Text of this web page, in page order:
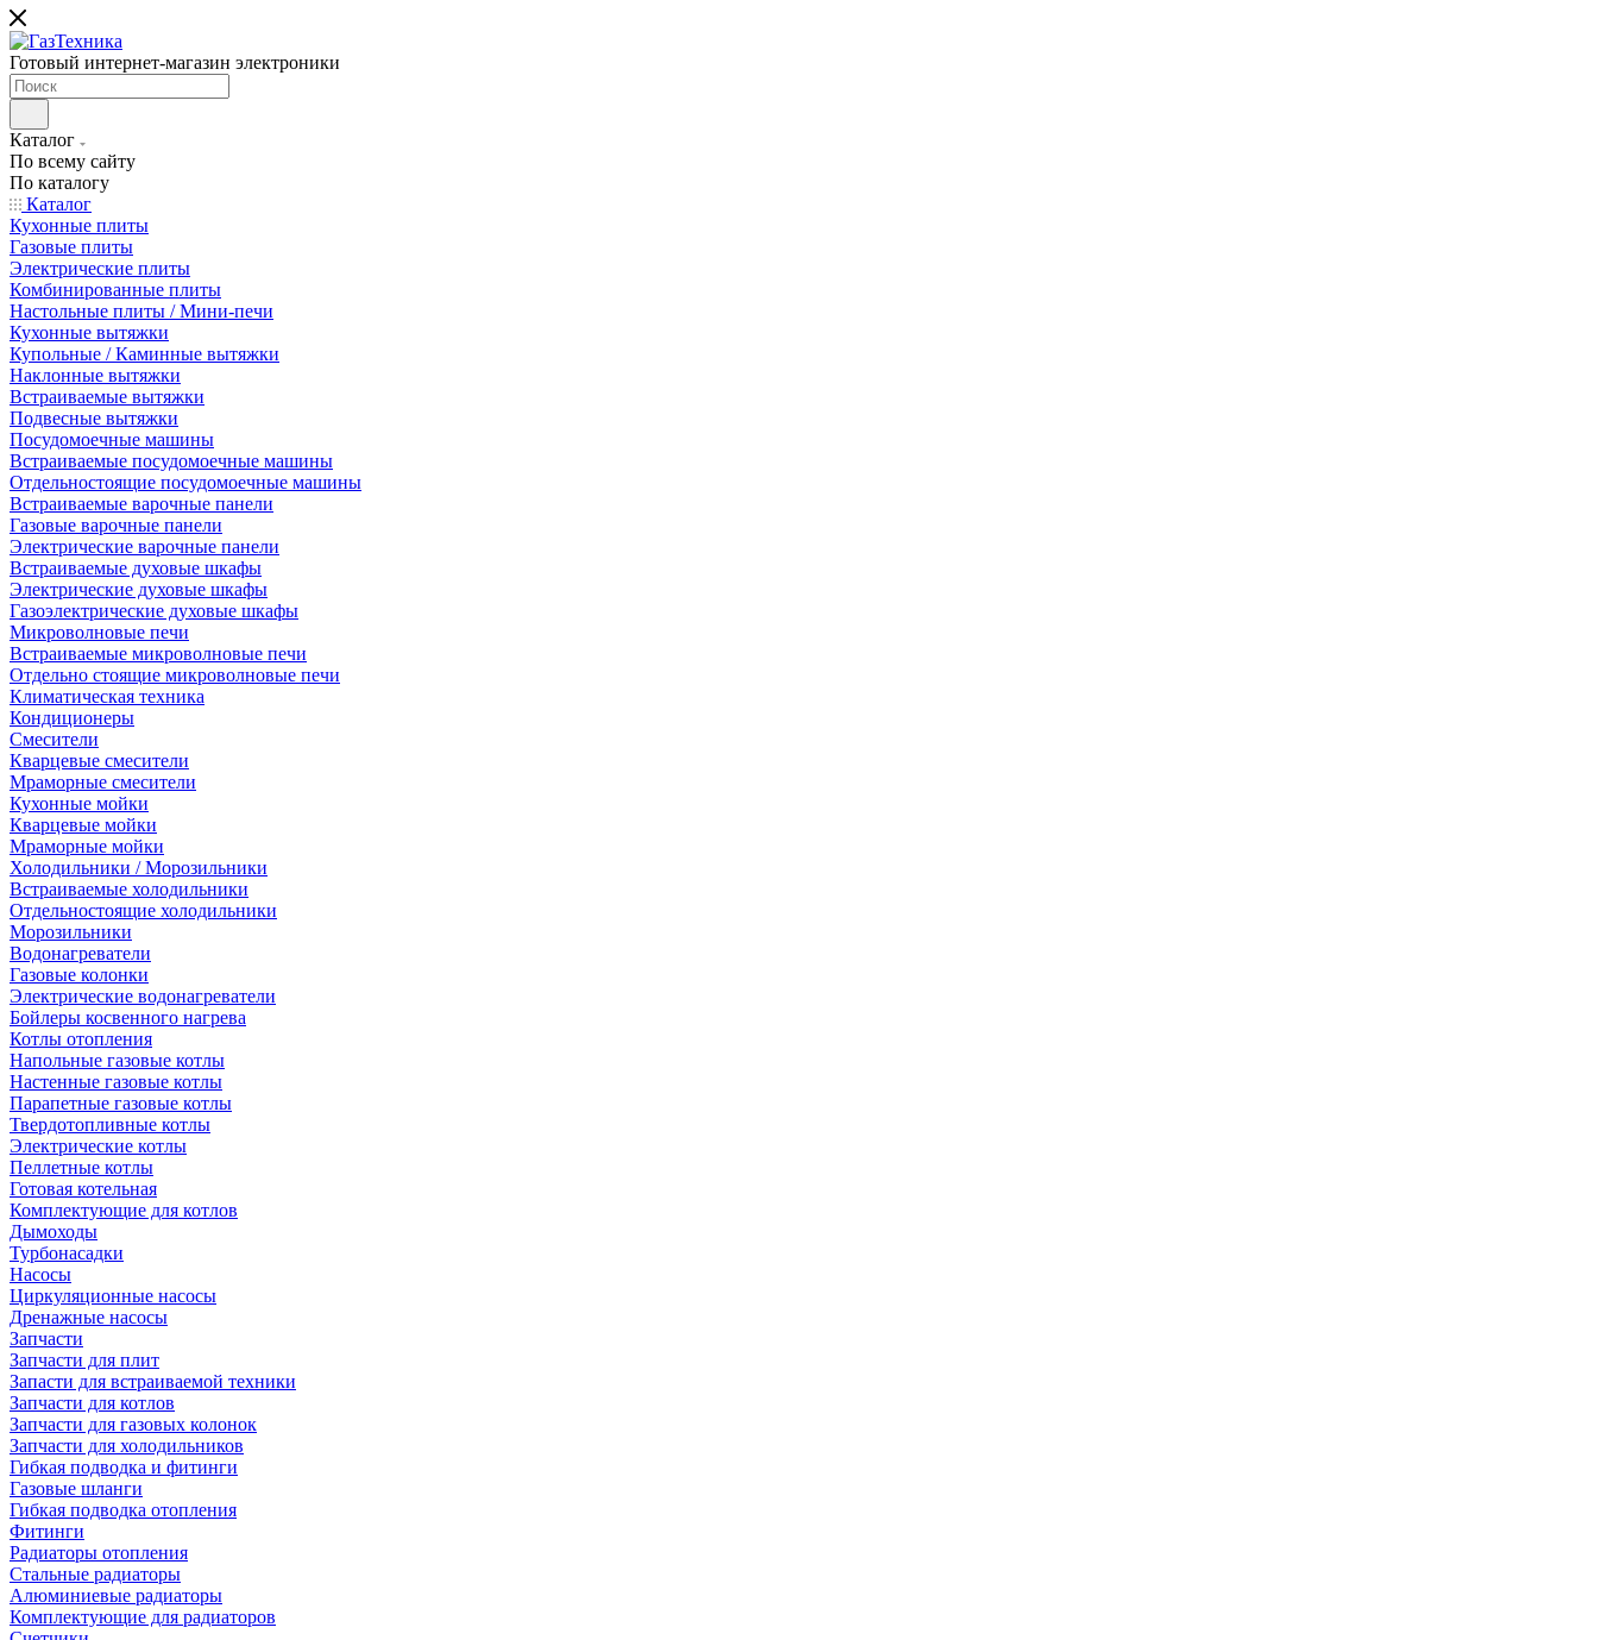
Готовый интернет-магазин электроники
Каталог
По всему сайту
По каталогу
Каталог
Кухонные плиты
Газовые плиты
Электрические плиты
Комбинированные плиты
Настольные плиты / Мини-печи
Кухонные вытяжки
Купольные / Каминные вытяжки
Наклонные вытяжки
Встраиваемые вытяжки
Подвесные вытяжки
Посудомоечные машины
Встраиваемые посудомоечные машины
Отдельностоящие посудомоечные машины
Встраиваемые варочные панели
Газовые варочные панели
Электрические варочные панели
Встраиваемые духовые шкафы
Электрические духовые шкафы
Газоэлектрические духовые шкафы
Микроволновые печи
Встраиваемые микроволновые печи
Отдельно стоящие микроволновые печи
Климатическая техника
Кондиционеры
Смесители
Кварцевые смесители
Мраморные смесители
Кухонные мойки
Кварцевые мойки
Мраморные мойки
Холодильники / Морозильники
Встраиваемые холодильники
Отдельностоящие холодильники
Морозильники
Водонагреватели
Газовые колонки
Электрические водонагреватели
Бойлеры косвенного нагрева
Котлы отопления
Напольные газовые котлы
Настенные газовые котлы
Парапетные газовые котлы
Твердотопливные котлы
Электрические котлы
Пеллетные котлы
Готовая котельная
Комплектующие для котлов
Дымоходы
Турбонасадки
Насосы
Циркуляционные насосы
Дренажные насосы
Запчасти
Запчасти для плит
Запасти для встраиваемой техники
Запчасти для котлов
Запчасти для газовых колонок
Запчасти для холодильников
Гибкая подводка и фитинги
Газовые шланги
Гибкая подводка отопления
Фитинги
Радиаторы отопления
Стальные радиаторы
Алюминиевые радиаторы
Комплектующие для радиаторов